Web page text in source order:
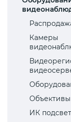
Камеры
Объективы
ИК